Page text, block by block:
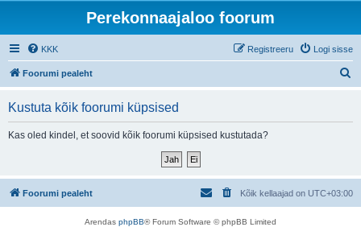
Perekonnaajaloo foorum
KKK Logi sisse
Registreeru
Foorumi pealeht
Kustuta kõik foorumi küpsised
Kas oled kindel, et soovid kõik foorumi küpsised kustutada?
Foorumi pealeht Kõik kellaajad on UTC+03:00
Arendas phpBB® Forum Software © phpBB Limited